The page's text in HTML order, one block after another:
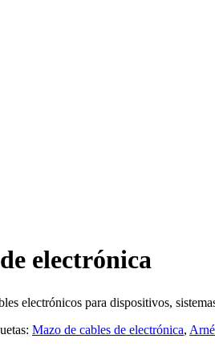
electrónica
electrónicos para dispositivos,
Mazo de cables de electrónica,